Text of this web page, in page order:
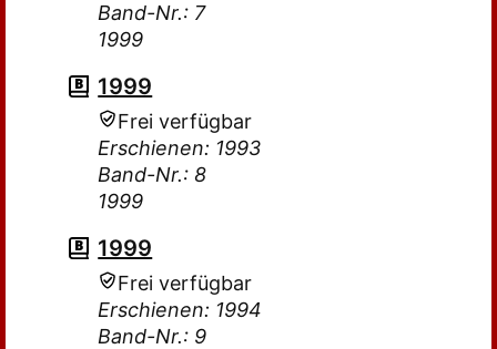
Band-Nr.: 7
1999
1999
Frei verfügbar
Erschienen: 1993
Band-Nr.: 8
1999
1999
Frei verfügbar
Erschienen: 1994
Band-Nr.: 9